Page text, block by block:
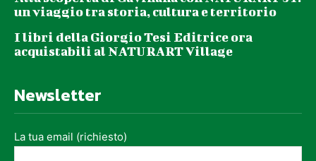
un viaggio tra storia, cultura e territorio
I libri della Giorgio Tesi Editrice ora
acquistabili al NATURART Village
Newsletter
La tua email (richiesto)